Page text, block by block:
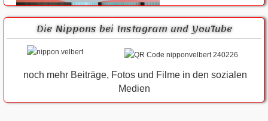
Die Nippons bei Instagram und YouTube
noch mehr Beiträge, Fotos und Filme in den sozialen
Medien